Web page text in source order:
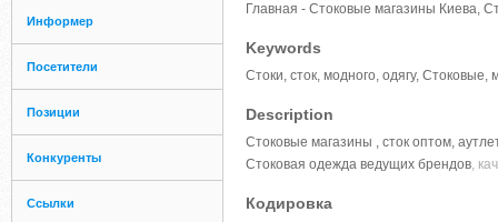
Информер
Посетители
Позиции
Конкуренты
Ссылки
Главная - Стоковые магазины Киева,
Keywords
Стоки, сток, модного, одягу,
Description
Стоковые магазины , сток оптом,
Стоковая одежда ведущих брендов,
Кодировка